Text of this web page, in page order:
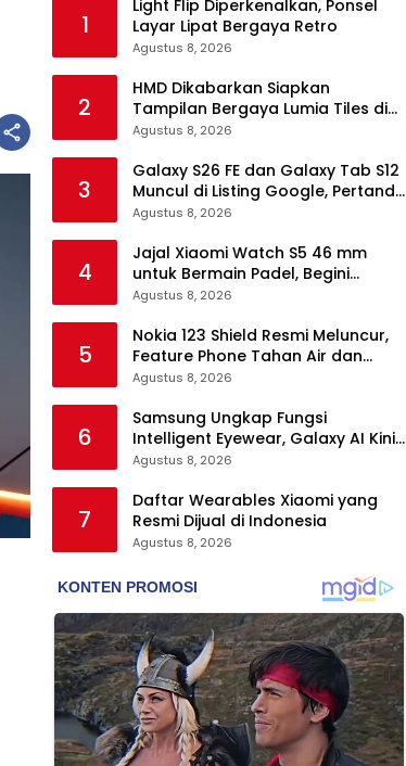
1
Light Flip Diperkenalkan, Ponsel
Layar Lipat Bergaya Retro
Agustus 8, 2026
2
HMD Dikabarkan Siapkan
Tampilan Bergaya Lumia Tiles di
Ponsel Android
Agustus 8, 2026
3
Galaxy S26 FE dan Galaxy Tab S12
Muncul di Listing Google, Pertanda
Segera Rilis?
Agustus 8, 2026
4
Jajal Xiaomi Watch S5 46 mm
untuk Bermain Padel, Begini
Kemampuannya
Agustus 8, 2026
5
Nokia 123 Shield Resmi Meluncur,
Feature Phone Tahan Air dan
Debu
Agustus 8, 2026
6
Samsung Ungkap Fungsi
Intelligent Eyewear, Galaxy AI Kini
Bisa Diakses Tanpa Layar
Agustus 8, 2026
7
Daftar Wearables Xiaomi yang
Resmi Dijual di Indonesia
Agustus 8, 2026